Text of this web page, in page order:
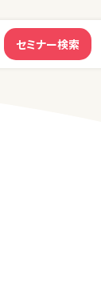
セミナー検索